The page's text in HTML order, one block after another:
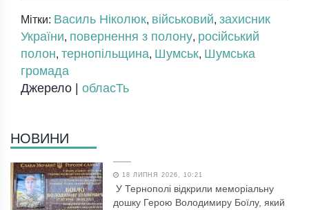
Мітки: Василь Ніколюк, військовий, захисник
України, повернення з полону, російський
полон, тернопільщина, Шумськ, Шумська
громада
Джерело | обласТь
НОВИНИ
18 ЛИПНЯ 2026, 10:21
У Тернополі відкрили меморіальну
дошку Герою Володимиру Боїлу, який